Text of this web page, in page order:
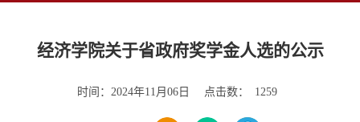
经济学院关于省政府奖学金人选的公示
时间： 2024年11月06日 点击数： 1259